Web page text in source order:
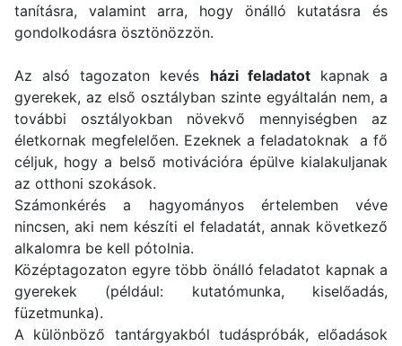
tanításra, valamint arra, hogy önálló kutatásra és
gondolkodásra ösztönözzön.
Az alsó tagozaton kevés házi feladatotkapnak a
gyerekek, az első osztályban szinte egyáltalán nem, a
további osztályokban növekvő mennyiségben az
életkornak megfelelően. Ezeknek a feladatoknak a fő
céljuk, hogy a belső motivációra épülve kialakuljanak
az otthoni szokások.
Számonkérés a hagyományos értelemben véve
nincsen, aki nem készíti el feladatát, annak következő
alkalomra be kell pótolnia.
Középtagozaton egyre több önálló feladatot kapnak a
gyerekek (például: kutatómunka, kiselőadás,
füzetmunka).
A különböző tantárgyakból tudáspróbák, előadások